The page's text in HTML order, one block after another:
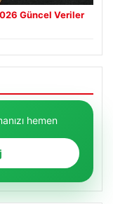
Güncel Veriler
hemen